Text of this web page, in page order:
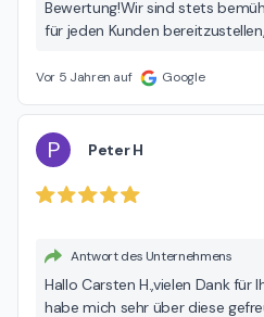
Bewertung! Wir sind stets
für jeden Kunden
Düsselhof! Viele Grüße Ihr Team
Vor 5 Jahren auf Google
P Peter H
Antwort des Unternehmens
Hallo Carsten H., vielen Dank für
habe mich sehr über diese